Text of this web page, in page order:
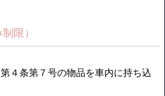
限）
４条第７号の物品を車内に持ち込